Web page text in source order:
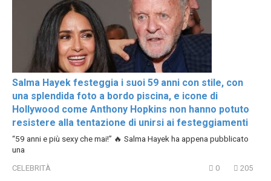
Salma Hayek festeggia i suoi 59 anni con stile, con
una splendida foto a bordo piscina, e icone di
Hollywood come Anthony Hopkins non hanno potuto
resistere alla tentazione di unirsi ai festeggiamenti
“59 anni e più sexy che mai!” 🔥 Salma Hayek ha appena pubblicato
una
CELEBRITÀ 0 205